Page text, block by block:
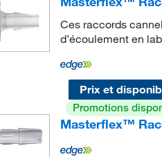
Ces raccords
d’écoulement en
Prix et
Promotions
Masterflex™